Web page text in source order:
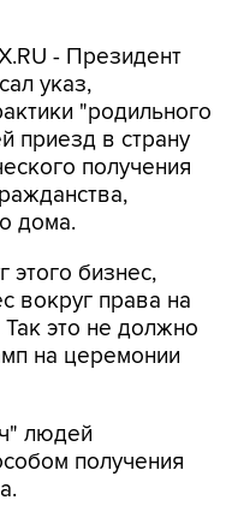
- Президент
указ,
"родильного
приезд в страну
получения
дома.
этого бизнес,
вокруг права на
это не должно
на церемонии
людей
получения